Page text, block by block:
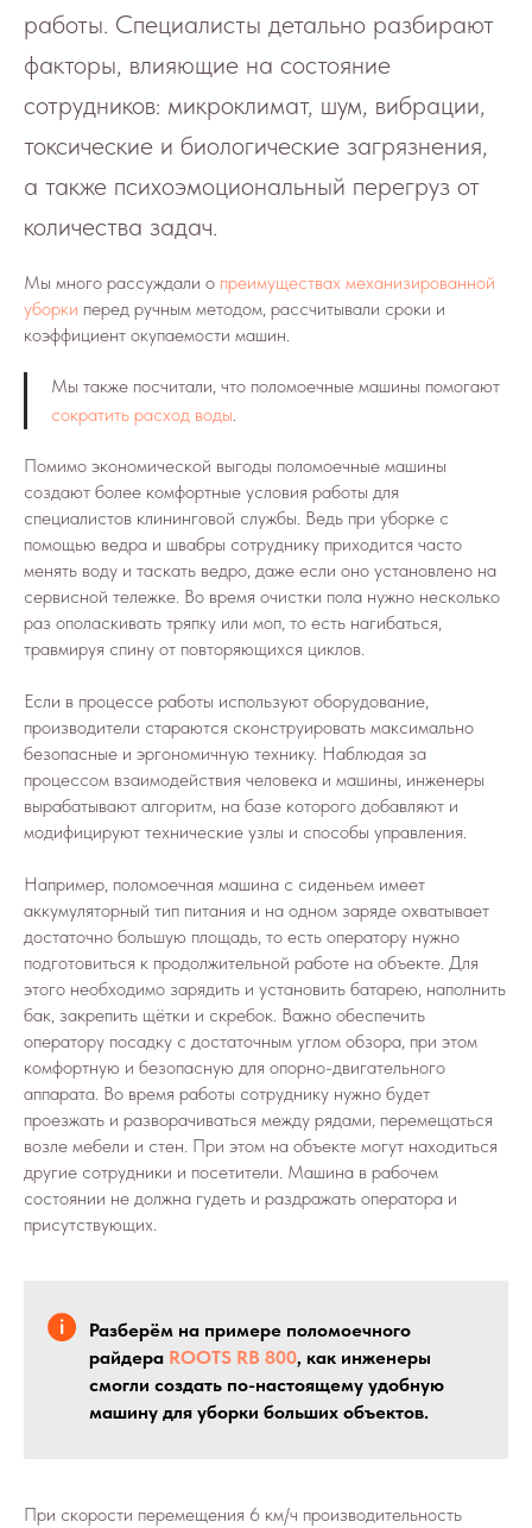
работы. Специалисты детально разбирают
факторы, влияющие на состояние
сотрудников: микроклимат, шум, вибрации,
токсические и биологические загрязнения,
а также психоэмоциональный перегруз от
количества задач.
Мы много рассуждали о преимуществах механизированной
уборки перед ручным методом, рассчитывали сроки и
коэффициент окупаемости машин.
Мы также посчитали, что поломоечные машины помогают
сократить расход воды.
Помимо экономической выгоды поломоечные машины
создают более комфортные условия работы для
специалистов клининговой службы. Ведь при уборке с
помощью ведра и швабры сотруднику приходится часто
менять воду и таскать ведро, даже если оно установлено на
сервисной тележке. Во время очистки пола нужно несколько
раз ополаскивать тряпку или моп, то есть нагибаться,
травмируя спину от повторяющихся циклов.
Если в процессе работы используют оборудование,
производители стараются сконструировать максимально
безопасные и эргономичную технику. Наблюдая за
процессом взаимодействия человека и машины, инженеры
вырабатывают алгоритм, на базе которого добавляют и
модифицируют технические узлы и способы управления.
Например, поломоечная машина с сиденьем имеет
аккумуляторный тип питания и на одном заряде охватывает
достаточно большую площадь, то есть оператору нужно
подготовиться к продолжительной работе на объекте. Для
этого необходимо зарядить и установить батарею, наполнить
бак, закрепить щётки и скребок. Важно обеспечить
оператору посадку с достаточным углом обзора, при этом
комфортную и безопасную для опорно-двигательного
аппарата. Во время работы сотруднику нужно будет
проезжать и разворачиваться между рядами, перемещаться
возле мебели и стен. При этом на объекте могут находиться
другие сотрудники и посетители. Машина в рабочем
состоянии не должна гудеть и раздражать оператора и
присутствующих.
Разберём на примере поломоечного
райдера ROOTS RB 800, как инженеры
смогли создать по-настоящему удобную
машину для уборки больших объектов.
При скорости перемещения 6 км/ч производительность